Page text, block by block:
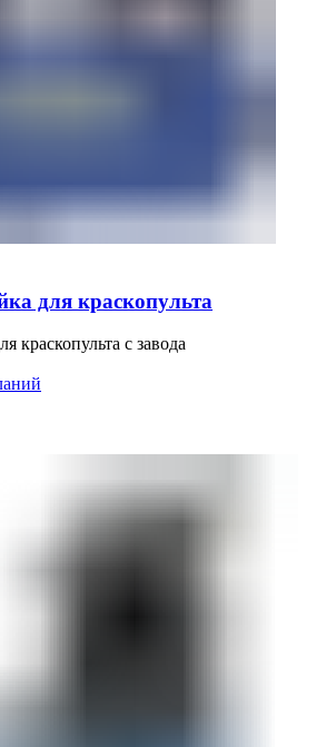
для краскопульта
краскопульта с завода